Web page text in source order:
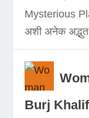
Mysterious
अशी अनेक अद्भुत
Burj